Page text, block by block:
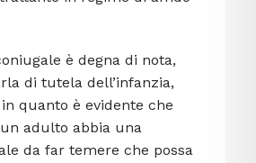
è degna di nota,
di tutela dell’infanzia,
quanto è evidente che
adulto abbia una
da far temere che possa